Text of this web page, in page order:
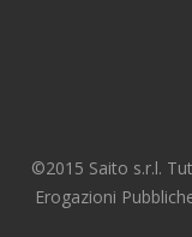
©2015 Saito s.r.l.
Erogazioni